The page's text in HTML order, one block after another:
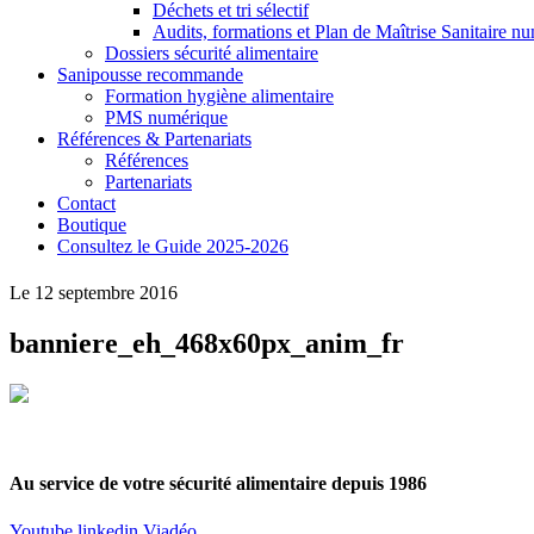
Déchets et tri sélectif
Audits, formations et Plan de Maîtrise Sanitaire
Dossiers sécurité alimentaire
Sanipousse recommande
Formation hygiène alimentaire
PMS numérique
Références & Partenariats
Références
Partenariats
Contact
Boutique
Consultez le Guide 2025-2026
Le 12 septembre 2016
banniere_eh_468x60px_anim_fr
Au service de votre sécurité alimentaire depuis 1986